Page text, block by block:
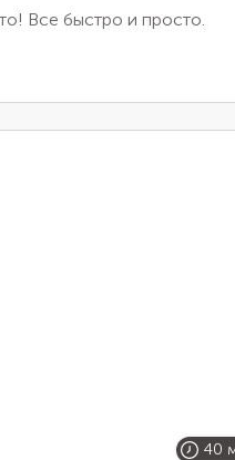
Все быстро и просто.
40